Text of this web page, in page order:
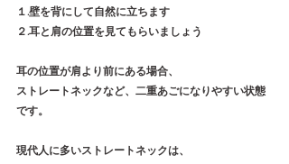
１.壁を背にして自然に立ちます
２.耳と肩の位置を見てもらいましょう
耳の位置が肩より前にある場合、
ストレートネックなど、二重あごになりやすい状態
です。
現代人に多いストレートネックは、